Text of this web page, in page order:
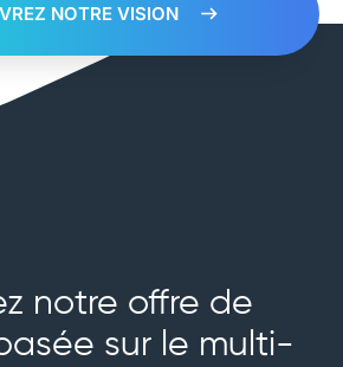
NOTRE VISION
notre offre de
sur le multi-